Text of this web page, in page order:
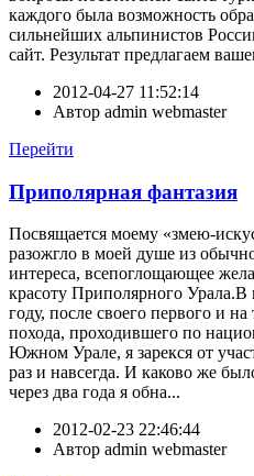
каждого была возможность
сильнейших альпинистов
сайт. Результат предлагаем
2012-04-27 11:52:14
Автор admin webmaster
Перейти
Приполярная фантазия
Посвящается моему «змею-
разожгло в моей душе из
интереса, всепоглощающее
красоту Приполярного Урала.В
году, после своего первого и
похода, проходившего по
Южном Урале, я зарекся от
раз и навсегда. И каково же
через два года я обна...
2012-02-23 22:46:44
Автор admin webmaster